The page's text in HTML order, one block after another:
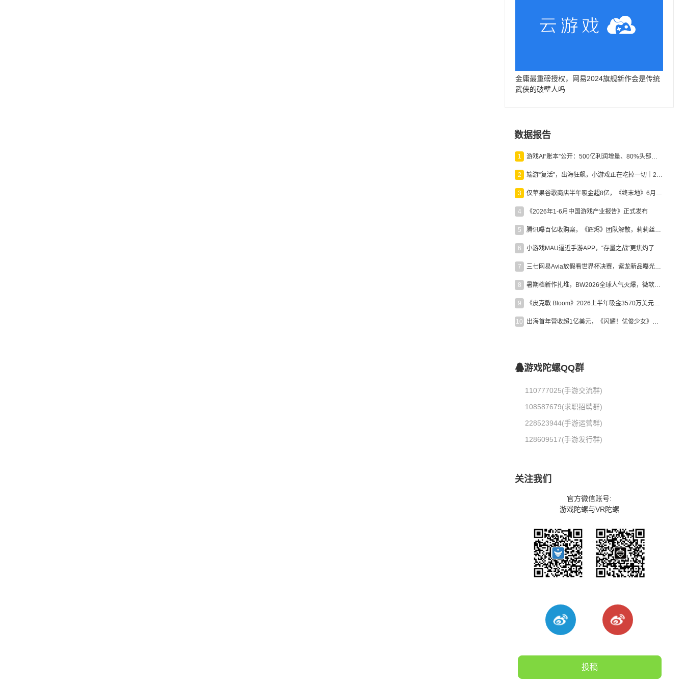
金庸最重磅授权，网易2024旗舰新作会是传统
武侠的破壁人吗
数据报告
1 游戏AI“账本”公开：500亿利润增量、80%头部入局，谁在闷声发财？
2 端游“复活”，出海狂飙，小游戏正在吃掉一切｜2026上半年产业报告
3 仅苹果谷歌商店半年吸金超8亿，《终末地》6月份收入显著回暖
4 《2026年1-6月中国游戏产业报告》正式发布
5 腾讯曝百亿收购案，《辉烬》团队解散，莉莉丝新作曝光｜陀螺周报
6 小游戏MAU逼近手游APP，“存量之战”更焦灼了
7 三七网易Avia放假看世界杯决赛，紫龙新品曝光，米哈游新作上线 | 陀螺周报
8 暑期档新作扎堆，BW2026全球人气火爆，微软XBOX大裁员|陀螺周报
9 《皮克敏 Bloom》2026上半年吸金3570万美元，中国台湾成最大市场
10 出海首年营收超1亿美元，《闪耀！优俊少女》美国市场占比达七成
游戏陀螺QQ群
110777025(手游交流群)
108587679(求职招聘群)
228523944(手游运营群)
128609517(手游发行群)
关注我们
官方微信账号:
游戏陀螺与VR陀螺
投稿